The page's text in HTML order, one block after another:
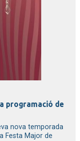
programació de
nova temporada
Festa Major de